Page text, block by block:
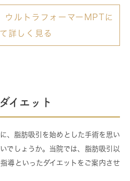
ウルトラフォーマーMPTに
詳しく見る
イエット
、脂肪吸引を始めとした手術を思い
でしょうか。当院では、脂肪吸引以
導といったダイエットをご案内させ